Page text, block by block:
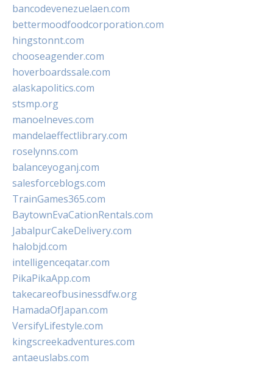
bancodevenezuelaen.com
bettermoodfoodcorporation.com
hingstonnt.com
chooseagender.com
hoverboardssale.com
alaskapolitics.com
stsmp.org
manoelneves.com
mandelaeffectlibrary.com
roselynns.com
balanceyoganj.com
salesforceblogs.com
TrainGames365.com
BaytownEvaCationRentals.com
JabalpurCakeDelivery.com
halobjd.com
intelligenceqatar.com
PikaPikaApp.com
takecareofbusinessdfw.org
HamadaOfJapan.com
VersifyLifestyle.com
kingscreekadventures.com
antaeuslabs.com